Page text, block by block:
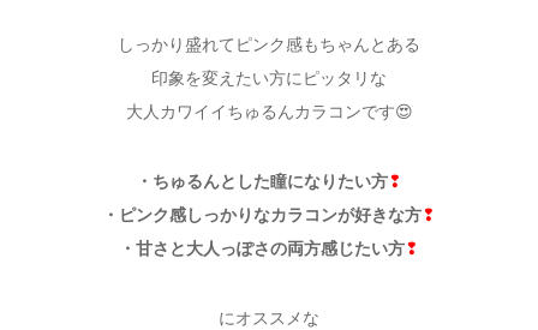
しっかり盛れてピンク感もちゃんとある
印象を変えたい方にピッタリな
大人カワイイちゅるんカラコンです😍
・ちゅるんとした瞳になりたい方❢
・ピンク感しっかりなカラコンが好きな方❢
・甘さと大人っぽさの両方感じたい方❢
にオススメな